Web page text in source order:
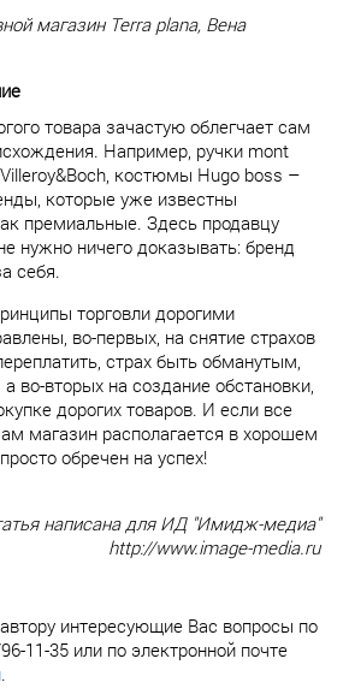
магазин Terra plana, Вена
товара зачастую облегчает сам
Например, ручки mont
костюмы Hugo boss –
которые уже известны
премиальные. Здесь продавцу
нужно ничего доказывать: бренд
себя.
торговли дорогими
во-первых, на снятие страхов
страх быть обманутым,
а во-вторых на создание обстановки,
дорогих товаров. И если все
магазин располагается в хорошем
обречен на успех!
написана для ИД "Имидж-медиа"
http://www.image-media.ru
интересующие Вас вопросы по
11-35 или по электронной почте
.